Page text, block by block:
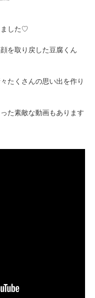
ました♡
を取り戻した豆腐くん
たくさんの思い出を作り
た素敵な動画もあります